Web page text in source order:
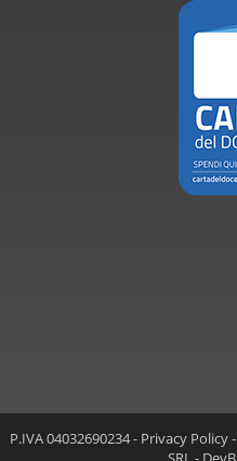
P.IVA 04032690234 - Privacy Policy